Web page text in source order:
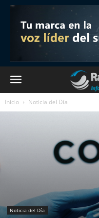
Inicio Noticia del Día
Noticia del Día